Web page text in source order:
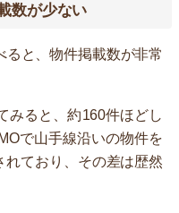
数が少ない
ると、物件掲載数が非常
みると、約160件ほどし
で山手線沿いの物件を
ており、その差は歴然